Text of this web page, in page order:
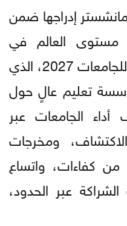
إدراجها ضمن
على مستوى العالم في
تصنيف كيو إس العالمي للجامعات 2027، الذي
من 1,500 مؤسسة تعليم عالٍ حول
الجامعات عبر
ومخرجات
كفاءات، واتساع
عبر الحدود،